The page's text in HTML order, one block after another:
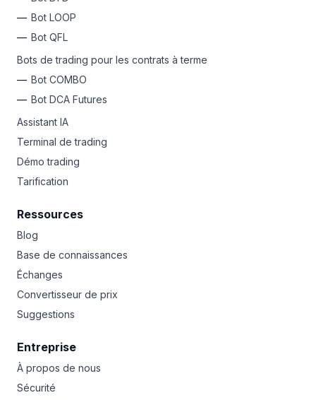
Bot LOOP
Bot QFL
Bots de trading pour les contrats à terme
Bot COMBO
Bot DCA Futures
Assistant IA
Terminal de trading
Démo trading
Tarification
Ressources
Blog
Base de connaissances
Échanges
Convertisseur de prix
Suggestions
Entreprise
À propos de nous
Sécurité